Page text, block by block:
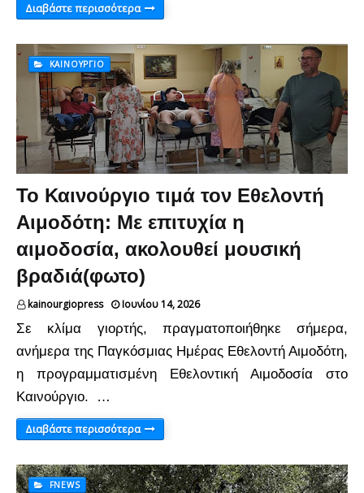
Διαβάστε περισσότερα
ΚΑΙΝΟΎΡΓΙΟ
Το Καινούργιο τιμά τον Εθελοντή
Αιμοδότη: Με επιτυχία η
αιμοδοσία, ακολουθεί μουσική
βραδιά(φωτο)
kainourgiopress Ιουνίου 14, 2026
Σε κλίμα γιορτής, πραγματοποιήθηκε σήμερα,
ανήμερα της Παγκόσμιας Ημέρας Εθελοντή Αιμοδότη,
η προγραμματισμένη Εθελοντική Αιμοδοσία στο
Καινούργιο. …
Διαβάστε περισσότερα
FNEWS